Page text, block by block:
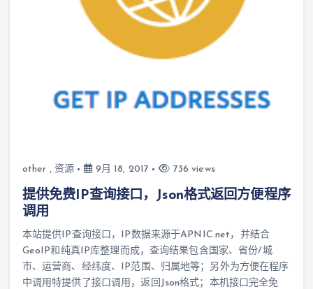
other , 资源 9月 18, 2017 736 views
提供免费IP查询接口，Json格式返回方便程序
调用
本站提供IP查询接口，IP数据来源于APNIC.net，并结合
GeoIP和纯真IP库整理而成，查询结果包含国家、省份/城
市、运营商、经纬度、IP范围、归属地等；另外为方便在程序
中调用特提供了接口调用，返回Json格式；本机接口完全免